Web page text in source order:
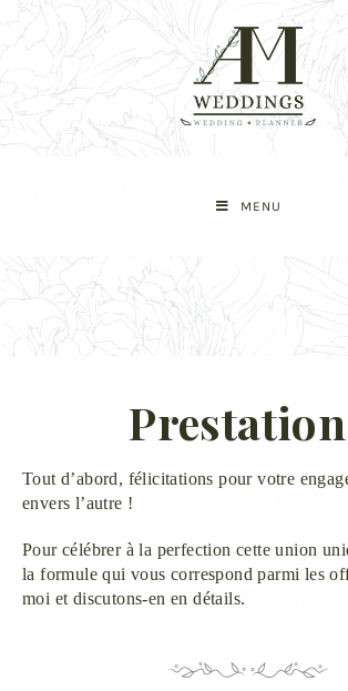
MENU
Tout d’abord, félicitations pour votre
envers l’autre !
Pour célébrer à la perfection cette union
la formule qui vous correspond parmi les
moi et discutons-en en détails.